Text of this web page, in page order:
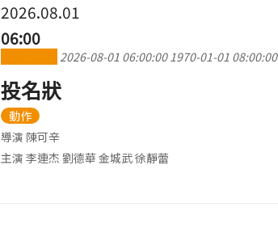
2026.08.01
06:00
2026-08-01 06:00:00 1970-01-01 08:00:00
投名狀
動作
導演 陳可辛
主演 李連杰 劉德華 金城武 徐靜蕾